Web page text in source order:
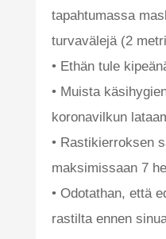
tapahtumassa
turvavälejä (2
• Ethän tule
• Muista
koronavilkun
• Rastikierroksen
maksimissaan 7
• Odotathan, että
rastilta ennen